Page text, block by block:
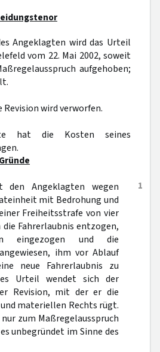
Angeklagten wird das Urteil
vom 22. Mai 2002, soweit
aufgehoben;
Revision wird verworfen.
hat die Kosten seines
Gründe
1
den Angeklagten wegen
mit Bedrohung und
Freiheitsstrafe von vier
Fahrerlaubnis entzogen,
eingezogen und die
ihm vor Ablauf
neue Fahrerlaubnis zu
Urteil wendet sich der
Revision, mit der er die
materiellen Rechts rügt.
zum Maßregelausspruch
unbegründet im Sinne des